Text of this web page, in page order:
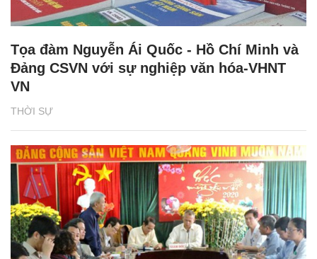
THỜI SỰ
Tọa đàm Nguyễn Ái Quốc - Hồ Chí Minh và
Đảng CSVN với sự nghiệp văn hóa-VHNT
VN